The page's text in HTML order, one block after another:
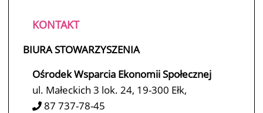
KONTAKT
BIURA STOWARZYSZENIA
Ośrodek Wsparcia Ekonomii Społecznej
ul. Małeckich 3 lok. 24, 19-300 Ełk,
87 737-78-45